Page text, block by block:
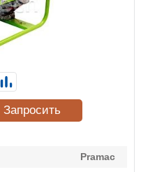
Pramac
Запросить